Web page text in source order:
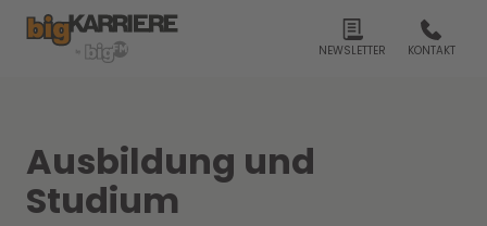
NEWSLETTER KONTAKT
Ausbildung und
Studium